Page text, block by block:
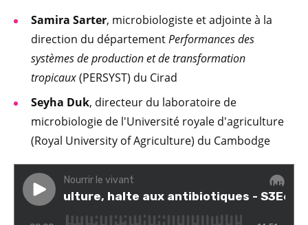
Samira Sarter, microbiologiste et adjointe à la
direction du départementPerformances des
systèmes de production et de transformation
tropicaux(PERSYST) du Cirad
Seyha Duk, directeur du laboratoire de
microbiologie de l'Université royale d'agriculture
(Royal University of Agriculture) du Cambodge